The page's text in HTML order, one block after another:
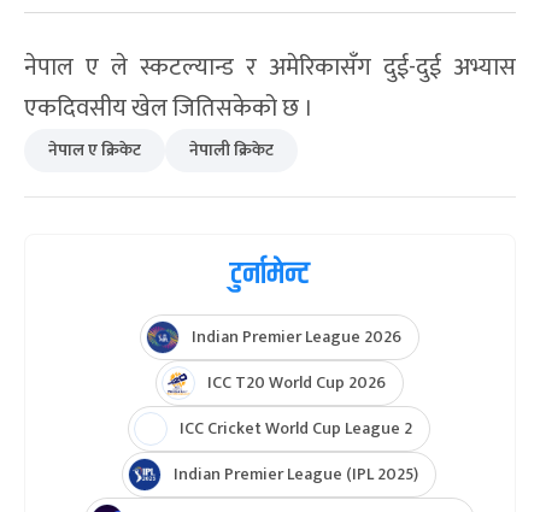
नेपाल ए ले स्कटल्यान्ड र अमेरिकासँग दुई-दुई अभ्यास
एकदिवसीय खेल जितिसकेको छ ।